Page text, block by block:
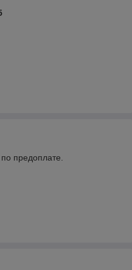
предоплате.